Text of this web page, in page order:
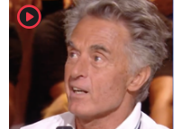
player2